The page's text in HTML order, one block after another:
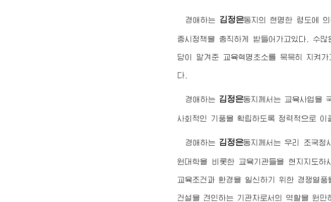
경애하는 김정은동지 의 현명한 령도에
중시정책을 충직하게 받들어가고있다. 수
당이 맡겨준 교육혁명초소를 묵묵히 지켜
다.
경애하는 김정은동지 께서는 교육사업을
사회적인 기풍을 확립하도록 정력적으로 이
경애하는 김정은동지 께서는 우리 조국청
원대학을 비롯한 교육기관들을 현지지도
교육조건과 환경을 일신하기 위한 경쟁열풍
건설을 견인하는 기관차로서의 역할을 원만